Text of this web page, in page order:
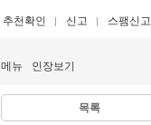
추천확인 신고 스팸신고
메뉴 인장보기
목록